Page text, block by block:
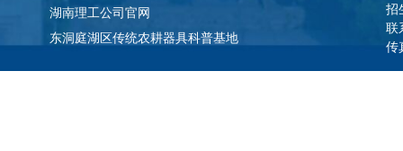
湖南理工公司官网
东洞庭湖区传统农耕器具科普基地
招
联
传